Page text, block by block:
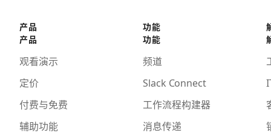
产品
产品
观看演示
定价
付费与免费
辅助功能
功能
功能
频道
Slack Connect
工作流程构建器
消息传递